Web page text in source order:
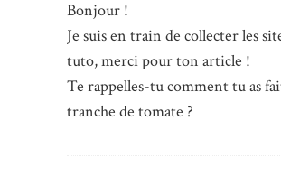
Bonjour !
Je suis en train de collecter les
tuto, merci pour ton article !
Te rappelles-tu comment tu as
tranche de tomate ?